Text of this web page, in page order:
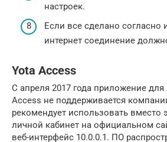
настроек.
Если все сделано согласно
интернет соединение
Yota Access
С апреля 2017 года приложение
Access не поддерживается
рекомендует использовать вместо
личной кабинет на официальном
веб-интерфейс 10.0.0.1. ПО